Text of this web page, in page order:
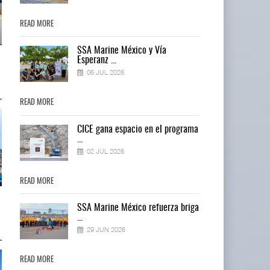
Miguel Ángel Bres encabezará
seguridad en CON ...
07 AGO 2026
Cárdenas incorpora ...
06 AGO 2026
Cárdenas incorpora ...
READ MORE
SSA Marine México y Vía
Esperanz ...
06 JUL 2026
READ MORE
CICE gana espacio en el programa
02 JUL 2026
READ MORE
SSA Marine México refuerza briga
...
29 JUN 2026
READ MORE